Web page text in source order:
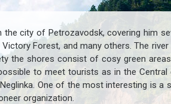
the city of Petrozavodsk, covering him
Victory Forest, and many others. The
the shores consist of cosy green
to meet tourists as in the
One of the most interesting is
organization.